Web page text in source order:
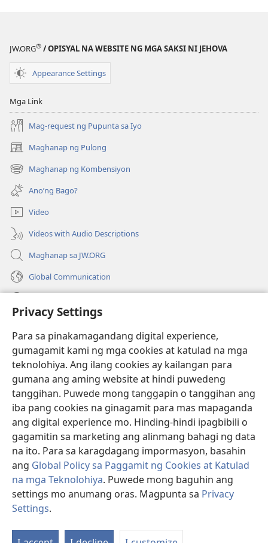
Privacy Settings
Para sa pinakamagandang digital experience,
gumagamit kami ng mga cookies at katulad na mga
teknolohiya. Ang ilang cookies ay kailangan para
gumana ang aming website at hindi puwedeng
tanggihan. Puwede mong tanggapin o tanggihan ang
iba pang cookies na ginagamit para mas mapaganda
ang digital experience mo. Hinding-hindi ipagbibili o
gagamitin sa marketing ang alinmang bahagi ng data
na ito. Para sa karagdagang impormasyon, basahin
ang Global Policy sa Paggamit ng Cookies at Katulad
na mga Teknolohiya. Puwede mong baguhin ang
settings mo anumang oras. Magpunta sa Privacy
Settings.
MAGASIN
JW.ORG® / OPISYAL NA WEBSITE NG MGA SAKSI NI JEHOVA
Appearance Settings
Mga Link
Mag-request ng Pupunta sa Iyo
Maghanap ng Pulong
(may
bubukas
na
bagong
window)
Maghanap ng Kombensiyon
(may
bubukas
na
bagong
window)
Ano’ng Bago?
Video
Videos with Audio Descriptions
Maghanap sa JW.ORG
Global Communication
(may
na
bagong
window)
Watchtower ONLINE LIBRARY™
(may
bubukas
na
bagong
window)
JW Hub ®
(may
bubukas
bagong
window)
JW Library ®
Watchtower Library®
Copyright
KASUNDUAN SA PAGGAMIT